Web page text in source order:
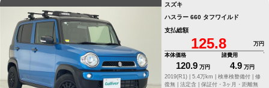
スズキ
ハスラー 660 タフワイルド
支払総額
125.8
万円
本体価格
120.9 万円
諸費用
4.9 万円
2019(R1) |
5.4万km | 検車検整備付 | 修
復無 | 法定含 | 保証付・3ヶ月・距離無